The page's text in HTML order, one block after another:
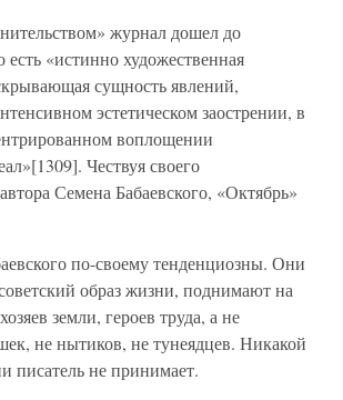
журнал дошел до
есть «истинно художественная
сущность явлений,
эстетическом заострении, в
воплощении
Чествуя своего
Семена Бабаевского, «Октябрь»
по-своему тенденциозны. Они
образ жизни, поднимают на
земли, героев труда, а не
не нытиков, не тунеядцев. Никакой
писатель не принимает.